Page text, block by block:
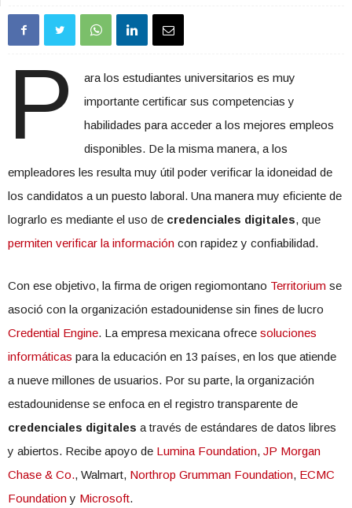
P
ara los estudiantes universitarios es muy
importante certificar sus competencias y
habilidades para acceder a los mejores empleos
disponibles. De la misma manera, a los
empleadores les resulta muy útil poder verificar la idoneidad de
los candidatos a un puesto laboral. Una manera muy eficiente de
lograrlo es mediante el uso de credenciales digitales, que
permiten verificar la información con rapidez y confiabilidad.
Con ese objetivo, la firma de origen regiomontano Territorium se
asoció con la organización estadounidense sin fines de lucro
Credential Engine. La empresa mexicana ofrece soluciones
informáticas para la educación en 13 países, en los que atiende
a nueve millones de usuarios. Por su parte, la organización
estadounidense se enfoca en el registro transparente de
credenciales digitales a través de estándares de datos libres
y abiertos. Recibe apoyo de Lumina Foundation, JP Morgan
Chase & Co., Walmart, Northrop Grumman Foundation, ECMC
Foundationy Microsoft.